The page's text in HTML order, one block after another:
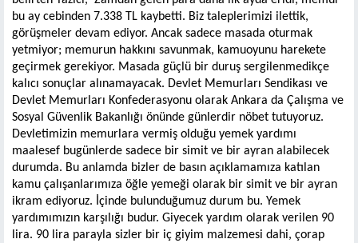
bu ay cebinden 7.338 TL kaybetti. Biz taleplerimizi ilettik,
görüşmeler devam ediyor. Ancak sadece masada oturmak
yetmiyor; memurun hakkını savunmak, kamuoyunu harekete
geçirmek gerekiyor. Masada güçlü bir duruş sergilenmedikçe
kalıcı sonuçlar alınamayacak. Devlet Memurları Sendikası ve
Devlet Memurları Konfederasyonu olarak Ankara da Çalışma ve
Sosyal Güvenlik Bakanlığı önünde günlerdir nöbet tutuyoruz.
Devletimizin memurlara vermiş olduğu yemek yardımı
maalesef bugünlerde sadece bir simit ve bir ayran alabilecek
durumda. Bu anlamda bizler de basın açıklamamıza katılan
kamu çalışanlarımıza öğle yemeği olarak bir simit ve bir ayran
ikram ediyoruz. İçinde bulunduğumuz durum bu. Yemek
yardımımızın karşılığı budur. Giyecek yardım olarak verilen 90
lira. 90 lira parayla sizler bir iç giyim malzemesi dahi, çorap